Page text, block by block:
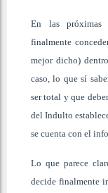
En las próximas
finalmente
mejor dicho)
caso, lo que sí
ser total y que
del Indulto
se cuenta con el
Lo que parece
decide finalmente